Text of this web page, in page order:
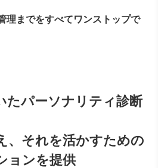
理までをすべてワンストップで
たパーソナリティ診断
、それを活かすための
ョンを提供